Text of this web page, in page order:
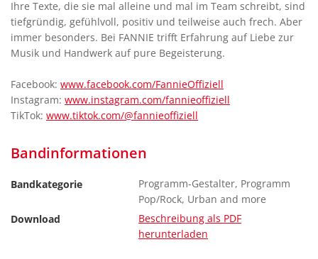
Ihre Texte, die sie mal alleine und mal im Team schreibt, sind
tiefgründig, gefühlvoll, positiv und teilweise auch frech. Aber
immer besonders. Bei FANNIE trifft Erfahrung auf Liebe zur
Musik und Handwerk auf pure Begeisterung.
Facebook: www.facebook.com/FannieOffiziell
Instagram: www.instagram.com/fannieoffiziell
TikTok: www.tiktok.com/@fannieoffiziell
Bandinformationen
Bandkategorie
Programm-Gestalter, Programm
Pop/Rock, Urban and more
Download
Beschreibung als PDF
herunterladen